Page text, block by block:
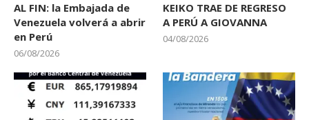
AL FIN: la Embajada de
Venezuela volverá a abrir
en Perú
06/08/2026
KEIKO TRAE DE REGRESO
A PERÚ A GIOVANNA
04/08/2026